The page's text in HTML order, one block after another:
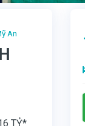
An
TỶ*